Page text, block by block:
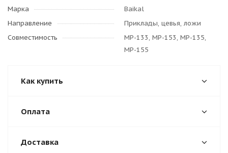
Марка
Baikal
Направление
Приклады, цевья, ложи
Совместимость
МР-133, МР-153, МР-135,
МР-155
Как купить
Оплата
Доставка